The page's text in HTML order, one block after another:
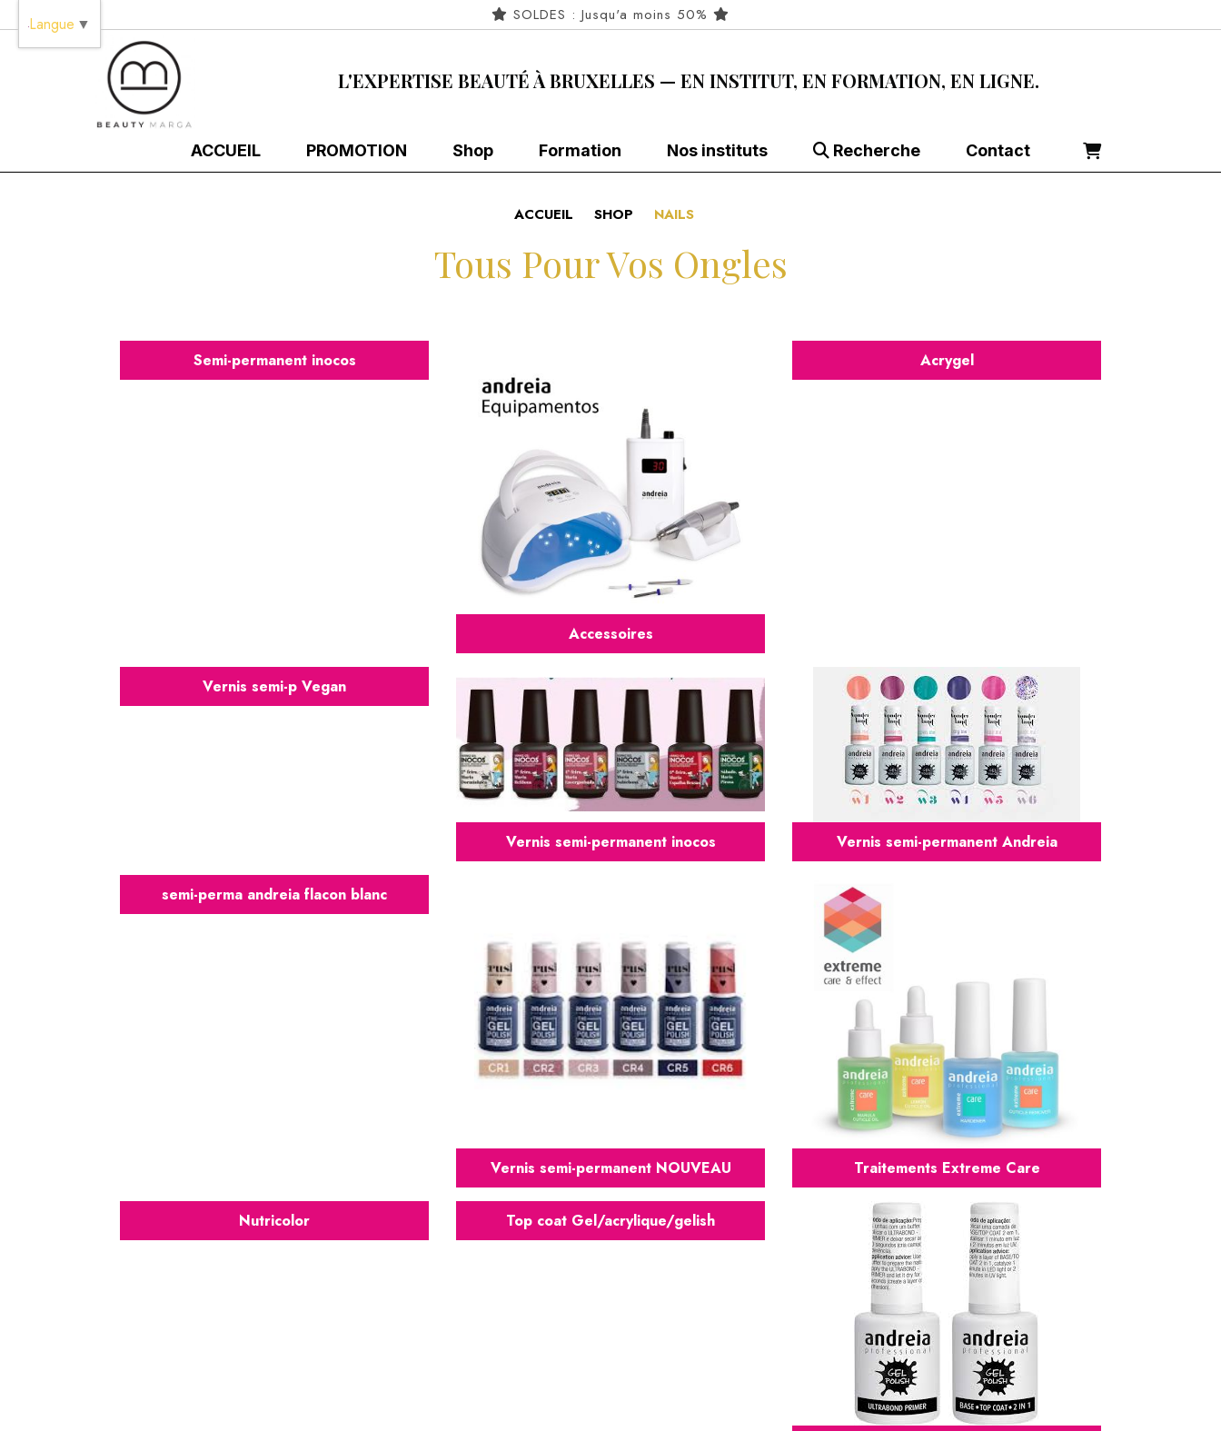
SOLDES : Jusqu'a moins 50%
L'EXPERTISE BEAUTÉ À BRUXELLES — EN INSTITUT, EN FORMATION, EN LIGNE.
ACCUEIL PROMOTION Shop Formation Nos instituts Recherche Contact
ACCUEIL SHOP NAILS
Tous Pour Vos Ongles
Semi-permanent inocos
Accessoires
Acrygel
Vernis semi-p Vegan
Vernis semi-permanent inocos Vernis semi-permanent Andreia
semi-perma andreia flacon blanc
Vernis semi-permanent NOUVEAU Traitements Extreme Care
Nutricolor Top coat Gel/acrylique/gelish
Langue ▼